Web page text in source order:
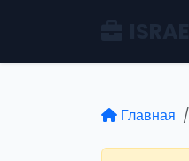
Главная